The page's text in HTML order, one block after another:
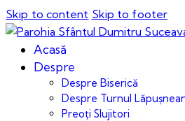
Skip to content Skip to footer
Acasă
Despre
Despre Biserică
Despre Turnul
Preoți Slujitori